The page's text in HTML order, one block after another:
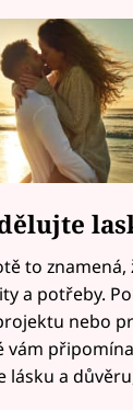
to
a potřeby.
nebo
vám
lásku a